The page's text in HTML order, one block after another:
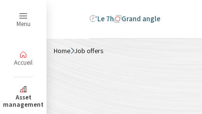
Home Job offers
Accueil
Asset
management
Menu
Le 7h Grand angle